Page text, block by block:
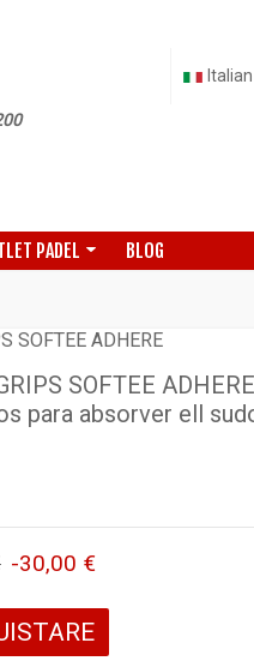
Italian
PADEL BLOG
SOFTEE ADHERE
SOFTEE
para absorver ell
-30,00 €